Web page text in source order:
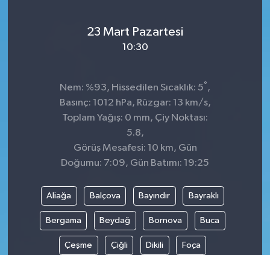
23 Mart Pazartesi
10:30
Nem: %93, Hissedilen Sıcaklık: 5° ,
Basınç: 1012 hPa, Rüzgar: 13 km/s,
Toplam Yağış: 0 mm, Çiy Noktası:
5.8,
Görüş Mesafesi: 10 km, Gün
Doğumu: 7:09, Gün Batımı: 19:25
Aliağa Balçova Bayındır Bayraklı
Bergama Beydağ Bornova Buca
Çeşme Çiğli Dikili Foça